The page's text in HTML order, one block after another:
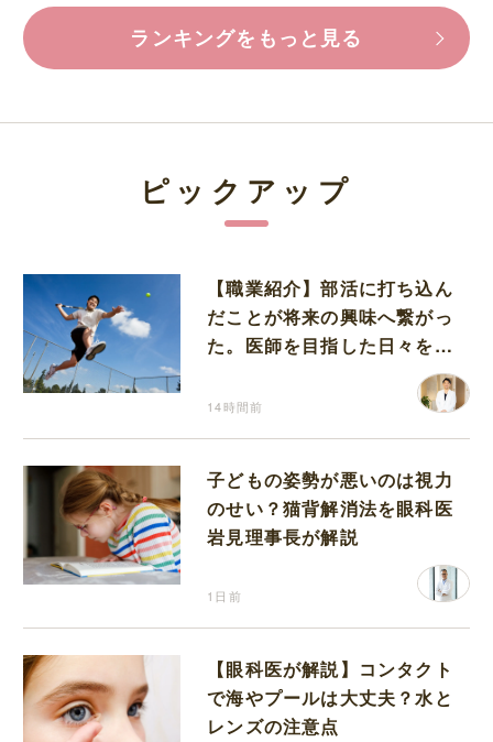
ランキングをもっと見る
ピックアップ
【職業紹介】部活に打ち込ん
だことが将来の興味へ繋がっ
た。医師を目指した日々を振
14時間前
子どもの姿勢が悪いのは視力
のせい？猫背解消法を眼科医
岩見理事長が解説
1日前
【眼科医が解説】コンタクト
で海やプールは大丈夫？水と
レンズの注意点